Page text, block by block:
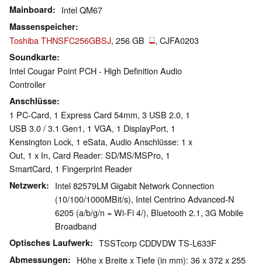
Mainboard Intel QM67
Massenspeicher
Toshiba THNSFC256GBSJ, 256 GB , CJFA0203
Soundkarte
Intel Cougar Point PCH - High Definition Audio
Controller
Anschlüsse
1 PC-Card, 1 Express Card 54mm, 3 USB 2.0, 1
USB 3.0 / 3.1 Gen1, 1 VGA, 1 DisplayPort, 1
Kensington Lock, 1 eSata, Audio Anschlüsse: 1 x
Out, 1 x In, Card Reader: SD/MS/MSPro, 1
SmartCard, 1 Fingerprint Reader
Netzwerk
Intel 82579LM Gigabit Network Connection
(10/100/1000MBit/s), Intel Centrino Advanced-N
6205 (a/b/g/n = Wi-Fi 4/), Bluetooth 2.1, 3G Mobile
Broadband
Optisches Laufwerk TSSTcorp CDDVDW TS-L633F
Abmessungen Höhe x Breite x Tiefe (in mm): 36 x 372 x 255